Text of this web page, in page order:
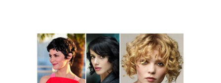
Стрижка с челкой Стрижки без укладки